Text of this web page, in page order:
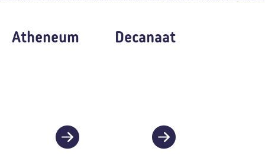
Atheneum Decanaat